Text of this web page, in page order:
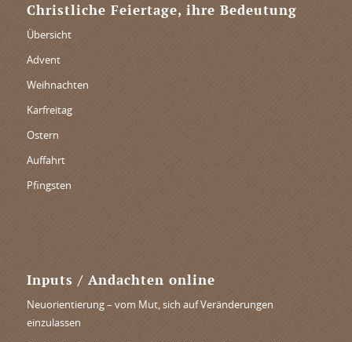
Christliche Feiertage, ihre Bedeutung
Übersicht
Advent
Weihnachten
Karfreitag
Ostern
Auffahrt
Pfingsten
Inputs / Andachten online
Neuorientierung – vom Mut, sich auf Veränderungen
einzulassen